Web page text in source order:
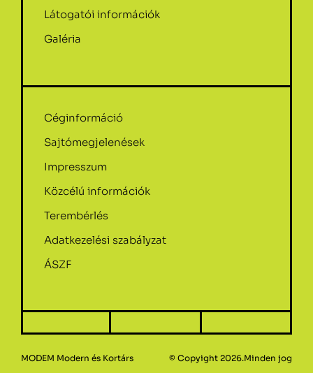
Látogatói információk
Galéria
Céginformáció
Sajtómegjelenések
Impresszum
Közcélú információk
Terembérlés
Adatkezelési szabályzat
ÁSZF
MODEM Modern és Kortárs
© Copyight 2026.Minden jog